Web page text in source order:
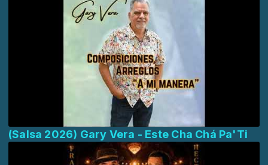
(Salsa 2026) Gary Vera - Este Cha Chá Pa'Ti